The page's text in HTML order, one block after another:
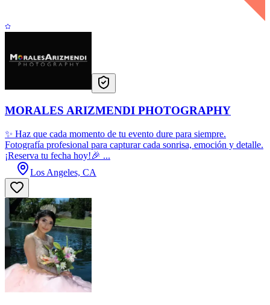
MORALES ARIZMENDI PHOTOGRAPHY
✨ Haz que cada momento de tu evento dure para siempre.
Fotografía profesional para capturar cada sonrisa, emoción y detalle.
¡Reserva tu fecha hoy!🎉 ...
Los Angeles, CA